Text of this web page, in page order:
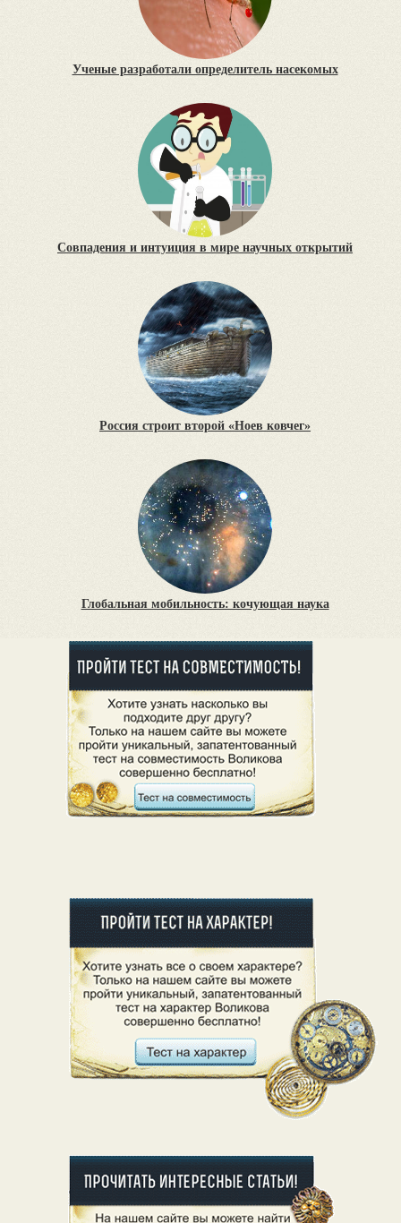
Ученые разработали определитель насекомых
Совпадения и интуиция в мире научных открытий
Россия строит второй «Ноев ковчег»
Глобальная мобильность: кочующая наука